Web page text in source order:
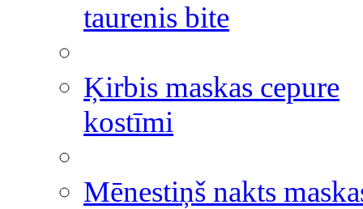
taurenis bite
Ķirbis maskas cepure
kostīmi
Mēnestiņš nakts